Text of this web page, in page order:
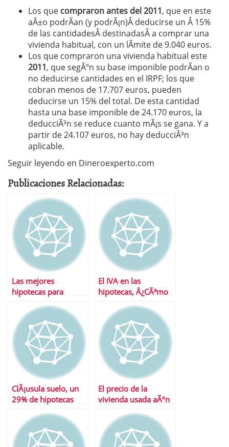
Los que compraron antes del 2011, que en este
aÃ±o podrÃ­an (y podrÃ¡n)Â deducirse un Â 15%
de las cantidadesÂ destinadasÂ a comprar una
vivienda habitual, con un lÃ­mite de 9.040 euros.
Los que compraron una vivienda habitual este
2011, que segÃºn su base imponible podrÃ­an o
no deducirse cantidades en el IRPF; los que
cobran menos de 17.707 euros, pueden
deducirse un 15% del total. De esta cantidad
hasta una base imponible de 24.170 euros, la
deducciÃ³n se reduce cuanto mÃ¡s se gana. Y a
partir de 24.107 euros, no hay deducciÃ³n
aplicable.
Seguir leyendo en Dineroexperto.com
Publicaciones Relacionadas:
Las mejores
hipotecas para
El IVA en las
hipotecas, Â¿CÃ³mo
ClÃ¡usula suelo, un
29% de hipotecas
El precio de la
vivienda usada aÃºn